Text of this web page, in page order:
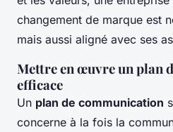
changement de marque est
mais aussi aligné avec ses
Mettre en œuvre un plan
efficace
Un plan de communication
concerne à la fois la